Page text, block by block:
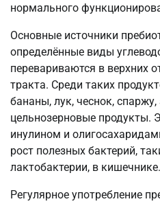
нормального
Основные источники
определённые виды
перевариваются в верхних
тракта. Среди таких
бананы, лук, чеснок,
цельнозерновые продукты.
инулином и
рост полезных бактерий,
лактобактерии, в кишечнике.
Регулярное употребление